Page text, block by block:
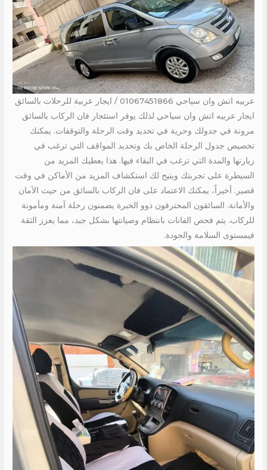
عربيه اتش وان سياحي 01067451866 / ايجار عربية للرحلات بالسائق
ايجار عربيه اتش وان سياحي لذلك يوفر استئجار فان الركاب بالسائق
مرونة في جدولك وحرية في تحديد وقت الرحلة والتوقفات. يمكنك
تخصيص جدول الرحلة الخاص بك وتحديد المواقف التي ترغب في
زيارتها والمدة التي ترغب في البقاء فيها. هذا يعطيك المزيد من
السيطرة على تجربتك ويتيح لك استكشاف المزيد من الأماكن في وقت
قصير. أخيراً، يمكنك الاعتماد على فان الركاب بالسائق من حيث الأمان
والأمانة. السائقون المحترفون ذوو الخبرة يضمنون رحلة آمنة ومأمونة
للركاب. يتم فحص الفانات بانتظام وصيانتها بشكل جيد، مما يعزز الثقة
فيمستوى السلامة والجودة.